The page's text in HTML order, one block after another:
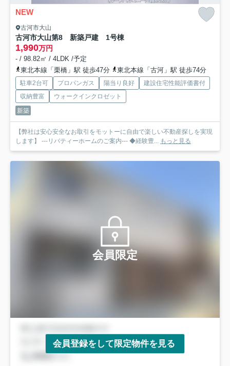
NEW
古河市大山
古河市大山第8 新築戸建 1号棟
1,990万円
- / 98.82㎡ / 4LDK /予定
東北本線「栗橋」駅 徒歩47分
東北本線「古河」駅 徒歩74分
駐車2台可 プロパンガス 陽当り良好
建設住宅性能評価書付
収納豊富
ウォークインクロゼット
新築
【弊社は安心安全なお取引をモットーに自由で楽しい不動産探しを実現
します】 ---リバティーホームのご案内--- ◆経験豊... もっと見る
会員限定
会員登録をして限定物件を見る